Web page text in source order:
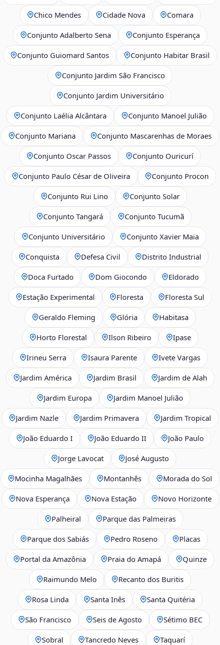
Chico Mendes Cidade Nova Comara
Conjunto Adalberto Sena Conjunto Esperança
Conjunto Guiomard Santos Conjunto Habitar Brasil
Conjunto Jardim São Francisco
Conjunto Jardim Universitário
Conjunto Laélia Alcântara Conjunto Manoel Julião
Conjunto Mariana Conjunto Mascarenhas de Moraes
Conjunto Oscar Passos Conjunto Ouricurí
Conjunto Paulo César de Oliveira Conjunto Procon
Conjunto Rui Lino Conjunto Solar
Conjunto Tangará Conjunto Tucumã
Conjunto Universitário Conjunto Xavier Maia
Conquista Defesa Civil Distrito Industrial
Doca Furtado Dom Giocondo Eldorado
Estação Experimental Floresta Floresta Sul
Geraldo Fleming Glória Habitasa
Horto Florestal Ilson Ribeiro Ipase
Irineu Serra Isaura Parente Ivete Vargas
Jardim América Jardim Brasil Jardim de Alah
Jardim Europa Jardim Manoel Julião
Jardim Nazle Jardim Primavera Jardim Tropical
João Eduardo I João Eduardo II João Paulo
Jorge Lavocat José Augusto
Mocinha Magalhães Montanhês Morada do Sol
Nova Esperança Nova Estação Novo Horizonte
Palheiral Parque das Palmeiras
Parque dos Sabiás Pedro Roseno Placas
Portal da Amazônia Praia do Amapá Quinze
Raimundo Melo Recanto dos Buritis
Rosa Linda Santa Inês Santa Quitéria
São Francisco Seis de Agosto Sétimo BEC
Sobral Tancredo Neves Taquarí